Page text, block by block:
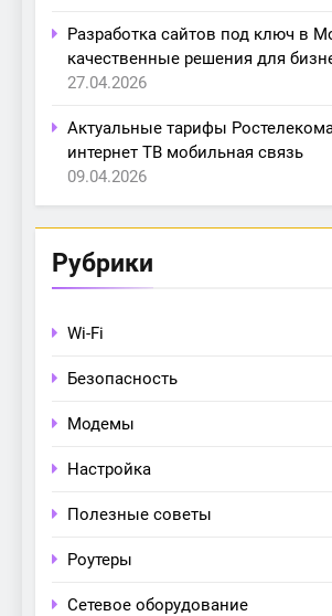
Разработка сайтов под ключ в
качественные решения для
27.04.2026
Актуальные тарифы
интернет ТВ мобильная связь
09.04.2026
Рубрики
Wi-Fi
Безопасность
Модемы
Настройка
Полезные советы
Роутеры
Сетевое оборудование